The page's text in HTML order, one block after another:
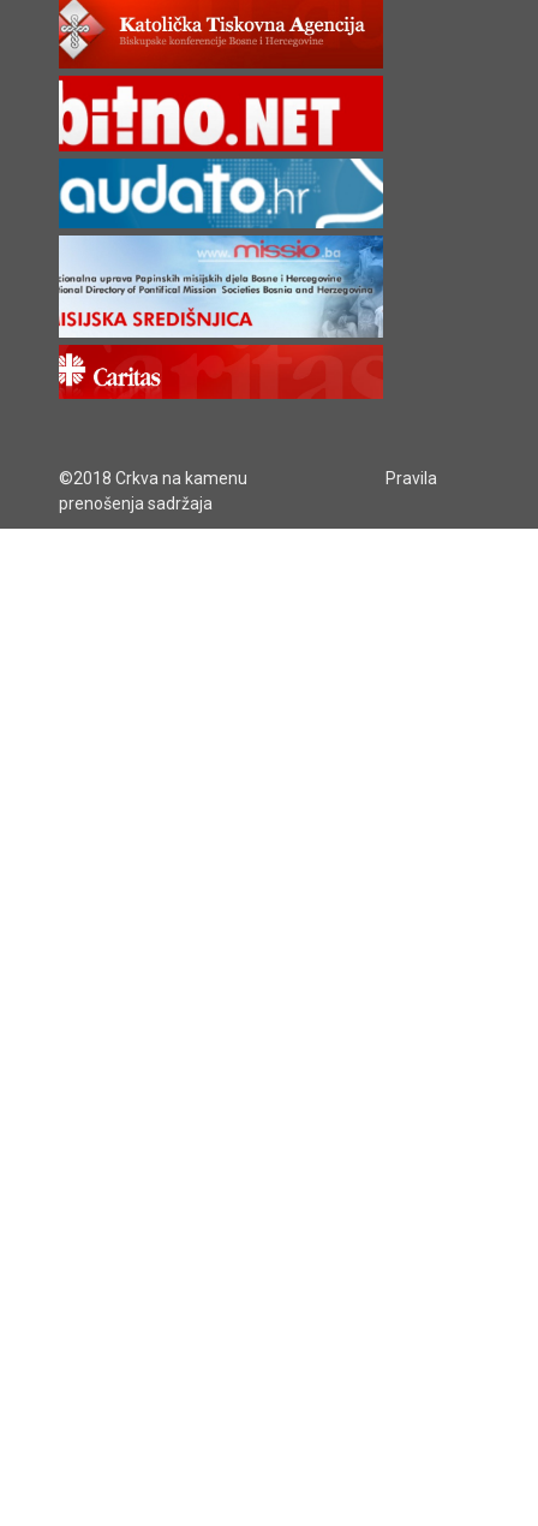
©2018 Crkva na kamenu
Pravila
prenošenja sadržaja